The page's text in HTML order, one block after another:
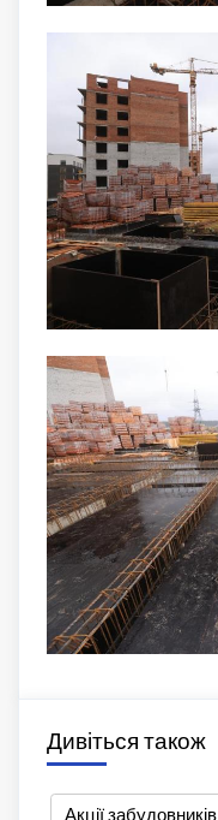
Дивіться також
Акції забудовників